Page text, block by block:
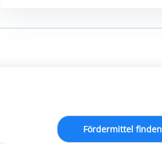
Fördermittel finden